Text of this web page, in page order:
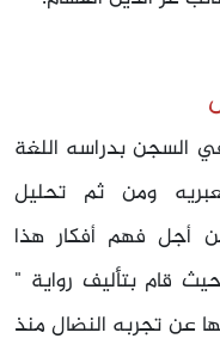
السجن بدراسه اللغة
ومن ثم تحليل
أجل فهم أفكار هذا
قام بتأليف رواية "
عن تجربه النضال منذ